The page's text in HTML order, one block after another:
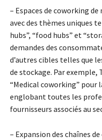
– Espaces de coworking
avec des thèmes uniques
hubs”, “food hubs” et
demandes des
d’autres cibles telles que
de stockage. Par exemple,
“Medical coworking” pour
englobant toutes les
fournisseurs associés au
– Expansion des chaînes